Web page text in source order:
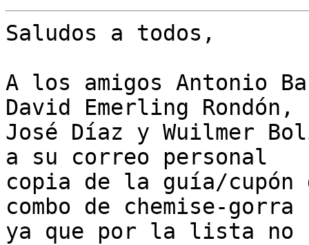
Saludos a todos,
A los amigos Antonio
David Emerling Rondón,
José Díaz y Wuilmer
a su correo personal
copia de la guía/cupón
combo de chemise-gorra
ya que por la lista no